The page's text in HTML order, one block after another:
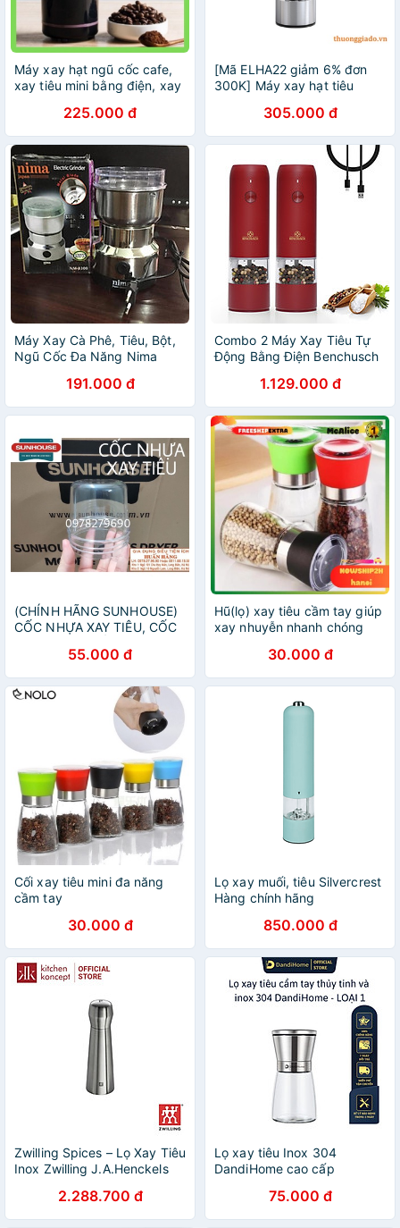
Máy xay hạt ngũ cốc cafe,
xay tiêu mini bằng điện, xay
225.000 đ
[Mã ELHA22 giảm 6% đơn
300K] Máy xay hạt tiêu
305.000 đ
Máy Xay Cà Phê, Tiêu, Bột,
Ngũ Cốc Đa Năng Nima
191.000 đ
Combo 2 Máy Xay Tiêu Tự
Động Bằng Điện Benchusch
1.129.000 đ
(CHÍNH HÃNG SUNHOUSE)
CỐC NHỰA XAY TIÊU, CỐC
XAY SUNHOUSE HTD5113G
SHD5112 SHD5111
55.000 đ
Hũ(lọ) xay tiêu cầm tay giúp
xay nhuyễn nhanh chóng
30.000 đ
Cối xay tiêu mini đa năng
cầm tay
30.000 đ
Lọ xay muối, tiêu Silvercrest
Hàng chính hãng
850.000 đ
Zwilling Spices – Lọ Xay Tiêu
Inox Zwilling J.A.Henckels
2.288.700 đ
Lọ xay tiêu Inox 304
DandiHome cao cấp
75.000 đ